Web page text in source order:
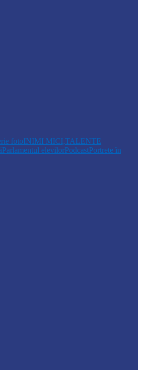
fotoINIMI MICI,TALENTE
Parlamentul elevilorPodcastPortrete în